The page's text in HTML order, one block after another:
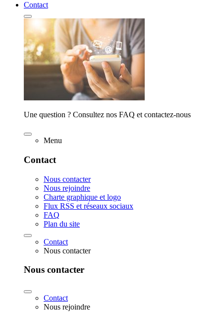
Contact
Une question ? Consultez nos FAQ et contactez-nous
Menu
Contact
Nous contacter
Nous rejoindre
Charte graphique et logo
Flux RSS et réseaux sociaux
FAQ
Plan du site
Contact
Nous contacter
Nous contacter
Contact
Nous rejoindre